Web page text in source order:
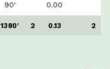
90' 0.00
1380' 2 0.13 2